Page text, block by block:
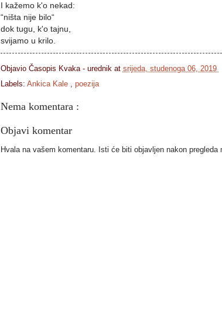
I kažemo k'o nekad:
“ništa nije bilo“
dok tugu, k'o tajnu,
svijamo u krilo.
Objavio Časopis Kvaka - urednik at srijeda, studenoga 06, 2019
Labels: Ankica Kale , poezija
Nema komentara :
Objavi komentar
Hvala na vašem komentaru. Isti će biti objavljen nakon pregleda